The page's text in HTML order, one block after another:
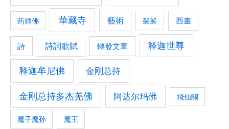
药师佛 華藏寺 藝術 袈裟 西畫
詩 詩詞歌賦 轉發文章 释迦世尊
释迦牟尼佛 金刚总持
金刚总持多杰羌佛 阿达尔玛佛 飛仙關
魔子魔孙 魔王